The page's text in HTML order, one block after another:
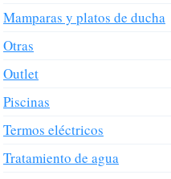
Mamparas y platos de ducha
Otras
Outlet
Piscinas
Termos eléctricos
Tratamiento de agua